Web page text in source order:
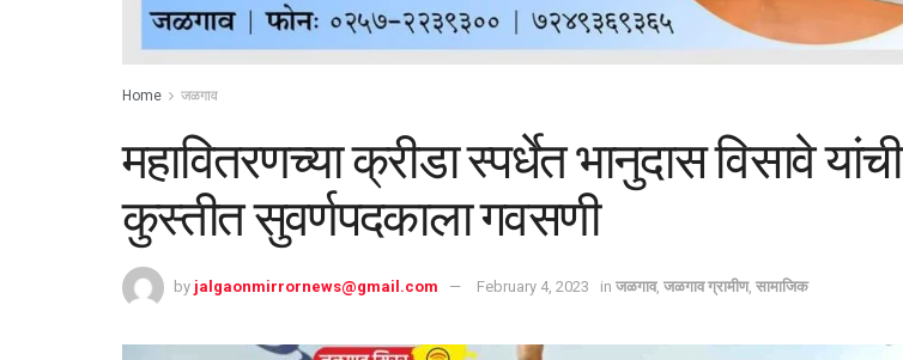
Home जळगाव
महावितरणच्या क्रीडा स्पर्धेत भानुदास विसावे यांची
कुस्तीत सुवर्णपदकाला गवसणी
by jalgaonmirrornews@gmail.com February 4, 2023 in जळगाव, जळगाव ग्रामीण, सामाजिक